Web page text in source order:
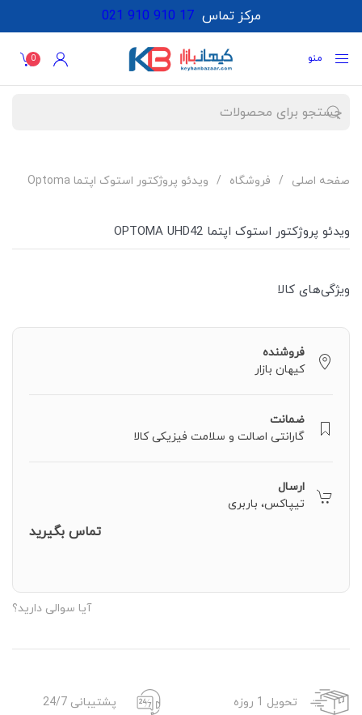
مرکز تماس 021 910 910 17
منو 0
صفحه اصلی فروشگاه ویدئو پروژکتور استوک اپتما Optoma
ویدئو پروژکتور استوک اپتما OPTOMA UHD42
ویژگی‌های کالا
فروشنده
کیهان بازار
ضمانت
گارانتی اصالت و سلامت فیزیکی کالا
ارسال
تیپاکس، باربری
تماس بگیرید
آیا سوالی دارید؟
تحویل 1 روزه پشتیبانی 24/7